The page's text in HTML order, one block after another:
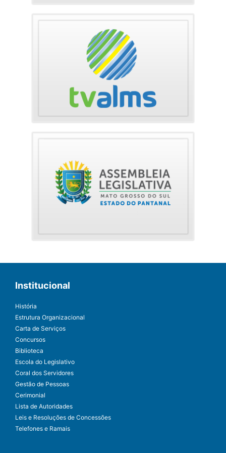
Institucional
História
Estrutura Organizacional
Carta de Serviços
Concursos
Biblioteca
Escola do Legislativo
Coral dos Servidores
Gestão de Pessoas
Cerimonial
Lista de Autoridades
Leis e Resoluções de Concessões
Telefones e Ramais